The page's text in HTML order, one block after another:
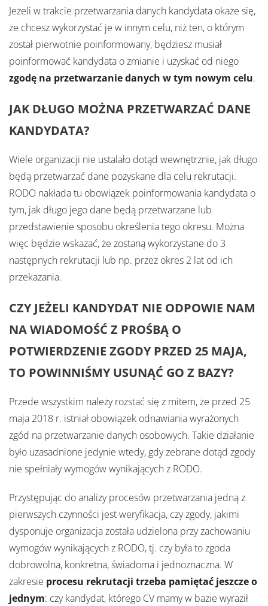
Jeżeli w trakcie przetwarzania danych kandydata okaże się,
że chcesz wykorzystać je w innym celu, niż ten, o którym
został pierwotnie poinformowany, będziesz musiał
poinformować kandydata o zmianie i uzyskać od niego
zgodę na przetwarzanie danych w tym nowym celu.
JAK DŁUGO MOŻNA PRZETWARZAĆ DANE
KANDYDATA?
Wiele organizacji nie ustalało dotąd wewnętrznie, jak długo
będą przetwarzać dane pozyskane dla celu rekrutacji.
RODO nakłada tu obowiązek poinformowania kandydata o
tym, jak długo jego dane będą przetwarzane lub
przedstawienie sposobu określenia tego okresu. Można
więc będzie wskazać, że zostaną wykorzystane do 3
następnych rekrutacji lub np. przez okres 2 lat od ich
przekazania.
CZY JEŻELI KANDYDAT NIE ODPOWIE NAM
NA WIADOMOŚĆ Z PROŚBĄ O
POTWIERDZENIE ZGODY PRZED 25 MAJA,
TO POWINNIŚMY USUNĄĆ GO Z BAZY?
Przede wszystkim należy rozstać się z mitem, że przed 25
maja 2018 r. istniał obowiązek odnawiania wyrażonych
zgód na przetwarzanie danych osobowych. Takie działanie
było uzasadnione jedynie wtedy, gdy zebrane dotąd zgody
nie spełniały wymogów wynikających z RODO.
Przystępując do analizy procesów przetwarzania jedną z
pierwszych czynności jest weryfikacja, czy zgody, jakimi
dysponuje organizacja została udzielona przy zachowaniu
wymogów wynikających z RODO, tj. czy była to zgoda
dobrowolna, konkretna, świadoma i jednoznaczna. W
zakresie procesu rekrutacji trzeba pamiętać jeszcze o
jednym: czy kandydat, którego CV mamy w bazie wyraził